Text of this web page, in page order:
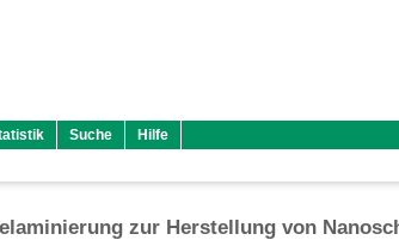
Suche Hilfe
zur Herstellung von